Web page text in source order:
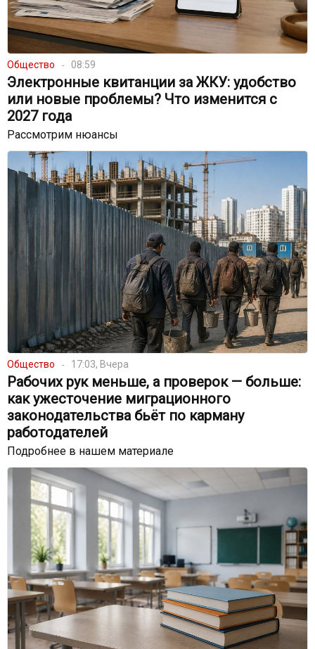
Общество 08:59
Электронные квитанции за ЖКУ: удобство
или новые проблемы? Что изменится с
2027 года
Рассмотрим нюансы
Общество 17:03, Вчера
Рабочих рук меньше, а проверок — больше:
как ужесточение миграционного
законодательства бьёт по карману
работодателей
Подробнее в нашем материале